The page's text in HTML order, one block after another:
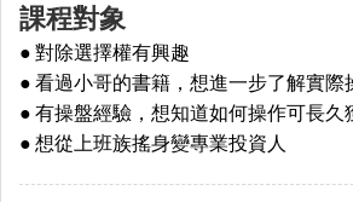
課程對象
● 對除選擇權有興趣
● 看過小哥的書籍，想進一步了解實際
● 有操盤經驗，想知道如何操作可長久
● 想從上班族搖身變專業投資人